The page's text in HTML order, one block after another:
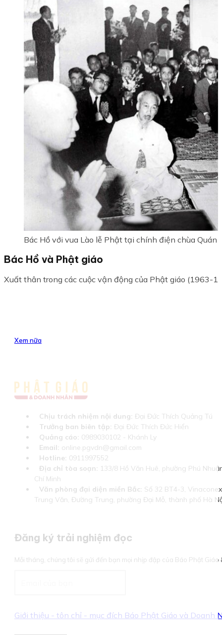
Bác Hồ với vua Lào lễ Phật tại chính điện chùa Quán
Bác Hồ và Phật giáo
Xuất thân trong các cuộc vận động của Phật giáo (1963-
Xem nữa
Chịu trách nhiệm nội dung: Đại Đức Thích Quảng Tú
Trưởng ban biên tập: Đại Đức Thích Đức Hiển
Quảng cáo: 0989030102 - Khánh Ly
Email: online.pgvdn@gmail.com
Hotline: 0911997552
Địa chỉ tòa soạn: 133/8 Hồ Văn Huê, phường Phú
Chí Minh
Văn phòng đại diện miền Bắc: Số 32 BT4-3,
Trung Văn, Đường Trung, phường Đại Mỗ, thành phố Hà
Đăng ký trải nghiệm đọc
Mỗi tháng, chúng tôi sẽ gửi đến bạn mọi nhịp đập của Báo Phật Giáo
Giới thiệu - tôn chỉ - mục đích Báo Phật Giáo và Doanh